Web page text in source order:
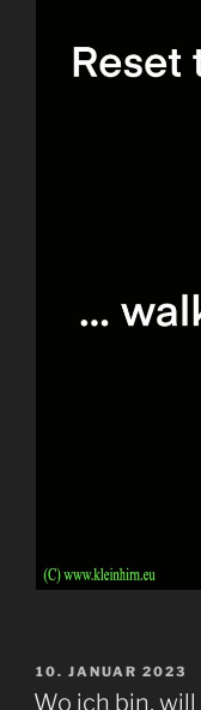
VERÖFFENTLICHT
AM
10. JANUAR 2023
Wo ich bin,